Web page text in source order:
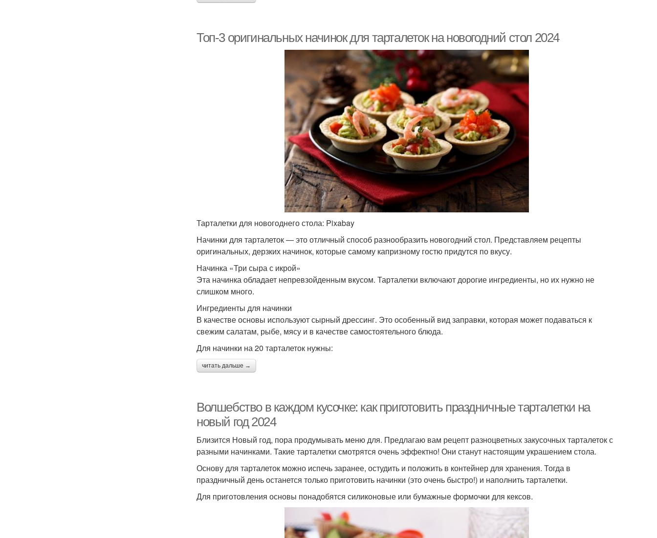
Топ-3 оригинальных начинок для тарталеток на новогодний стол 2024
Тарталетки для новогоднего стола: Pixabay
Начинки для тарталеток — это отличный способ разнообразить новогодний стол. Представляем рецепты
оригинальных, дерзких начинок, которые самому капризному гостю придутся по вкусу.
Начинка «Три сыра с икрой»
Эта начинка обладает непревзойденным вкусом. Тарталетки включают дорогие ингредиенты, но их нужно не
слишком много.
Ингредиенты для начинки
В качестве основы используют сырный дрессинг. Это особенный вид заправки, которая может подаваться к
свежим салатам, рыбе, мясу и в качестве самостоятельного блюда.
Для начинки на 20 тарталеток нужны:
читать дальше →
Волшебство в каждом кусочке: как приготовить праздничные тарталетки на
новый год 2024
Близится Новый год, пора продумывать меню для. Предлагаю вам рецепт разноцветных закусочных тарталеток с
разными начинками. Такие тарталетки смотрятся очень эффектно! Они станут настоящим украшением стола.
Основу для тарталеток можно испечь заранее, остудить и положить в контейнер для хранения. Тогда в
праздничный день останется только приготовить начинки (это очень быстро!) и наполнить тарталетки.
Для приготовления основы понадобятся силиконовые или бумажные формочки для кексов.